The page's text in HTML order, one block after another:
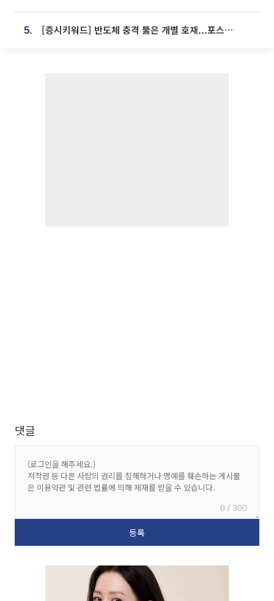
5. [증시키워드] 반도체 충격 뚫은 개별 호재...포스코퓨처엠·에코프로·한화솔루션 '눈길'
댓글
0 / 300